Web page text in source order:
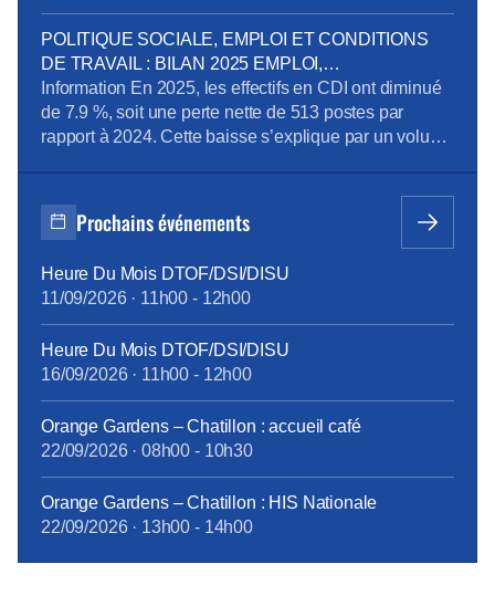
perspectives et compétences Pôle Obligations
Légales de Paris : dénonciation d’usage et mise en
conformité des déclarations des heures et périodes
d’astreinte Recrutement d’un préventeur au sein […]
POLITIQUE SOCIALE, EMPLOI ET CONDITIONS
DE TRAVAIL : BILAN 2025 EMPLOI,
PERSPECTIVES ET COMPÉTENCES
Information En 2025, les effectifs en CDI ont diminué
de 7.9 %, soit une perte nette de 513 postes par
rapport à 2024. Cette baisse s’explique par un volume
On observe par ailleurs un net ralentissement […]
Prochains événements
Heure Du Mois DTOF/DSI/DISU
11/09/2026· 11h00 - 12h00
Heure Du Mois DTOF/DSI/DISU
16/09/2026· 11h00 - 12h00
Orange Gardens – Chatillon : accueil café
22/09/2026· 08h00 - 10h30
Orange Gardens – Chatillon : HIS Nationale
22/09/2026· 13h00 - 14h00